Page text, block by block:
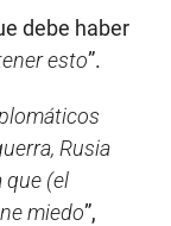
debe haber
esto”.
Rusia
que (el
miedo”,